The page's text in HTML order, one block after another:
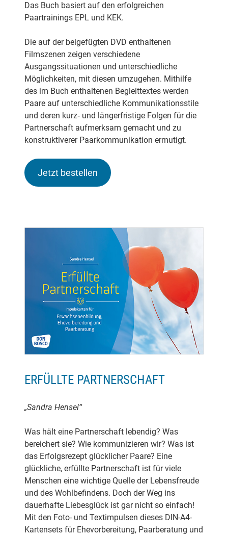
Das Buch basiert auf den erfolgreichen
Paartrainings EPL und KEK.
Die auf der beigefügten DVD enthaltenen
Filmszenen zeigen verschiedene
Ausgangssituationen und unterschiedliche
Möglichkeiten, mit diesen umzugehen. Mithilfe
des im Buch enthaltenen Begleittextes werden
Paare auf unterschiedliche Kommunikationsstile
und deren kurz‐ und längerfristige Folgen für die
Partnerschaft aufmerksam gemacht und zu
konstruktiverer Paarkommunikation ermutigt.
Jetzt bestellen
ERFÜLLTE PARTNERSCHAFT
„Sandra Hensel“
Was hält eine Partnerschaft lebendig? Was
bereichert sie? Wie kommunizieren wir? Was ist
das Erfolgsrezept glücklicher Paare? Eine
glückliche, erfüllte Partnerschaft ist für viele
Menschen eine wichtige Quelle der Lebensfreude
und des Wohlbefindens. Doch der Weg ins
dauerhafte Liebesglück ist gar nicht so einfach!
Mit den Foto- und Textimpulsen dieses DIN-A4-
Kartensets für Ehevorbereitung, Paarberatung und